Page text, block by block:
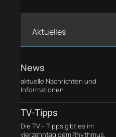
Aktuelles
News
aktuelle Nachrichten und
Informationen
TV-Tipps
Die TV – Tipps gibt es im
vierzehntägigem Rhythmus.